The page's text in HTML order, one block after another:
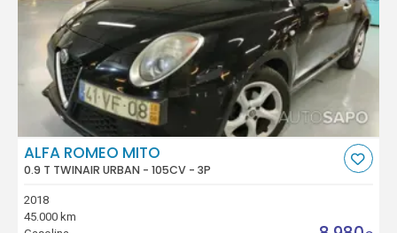
ALFA ROMEO MITO
0.9 T TWINAIR URBAN - 105CV - 3P
2018
45.000 km